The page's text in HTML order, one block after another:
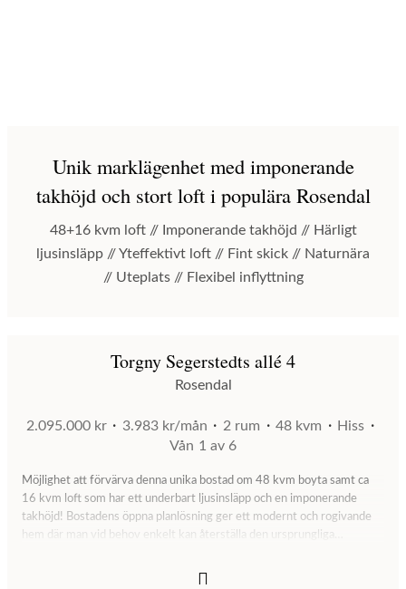
Unik marklägenhet med imponerande
takhöjd och stort loft i populära Rosendal
48+16 kvm loft // Imponerande takhöjd // Härligt
ljusinsläpp // Yteffektivt loft // Fint skick // Naturnära
// Uteplats // Flexibel inflyttning
Torgny Segerstedts allé 4
Rosendal
2.095.000 kr 3.983 kr/mån 2 rum 48 kvm
Hiss
Vån 1 av 6
Möjlighet att förvärva denna unika bostad om 48 kvm boyta samt ca
16 kvm loft som har ett underbart ljusinsläpp och en imponerande
takhöjd! Bostadens öppna planlösning ger ett modernt och rogivande
hem där man vid behov enkelt kan återställa den ursprungliga
en kostnad om 15 000kr för färdigt rum). Bostaden är i ett